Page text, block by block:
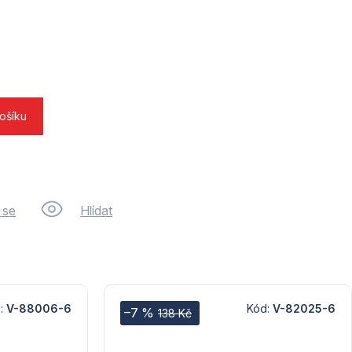
Hlídat
V-88006-6 Kód: V-82025-6
138 Kč
–7 %